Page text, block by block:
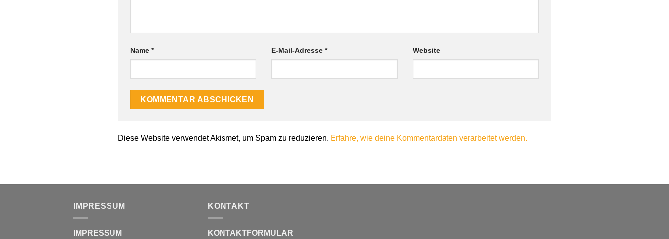
Name * E-Mail-Adresse* Website
Diese Website verwendet Akismet, um Spam zu reduzieren. Erfahre, wie deine Kommentardaten verarbeitet werden.
IMPRESSUM
IMPRESSUM
KONTAKT
KONTAKTFORMULAR